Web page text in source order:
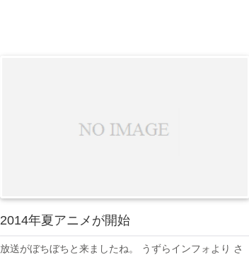
2014年夏アニメが開始
放送がぼちぼちと来ましたね。 うずらインフォより さ